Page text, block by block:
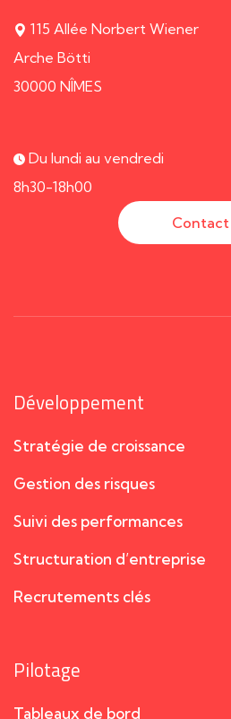
115 Allée Norbert Wiener
Arche Bötti
30000 NÎMES
Du lundi au vendredi
8h30-18h00
Contact
Développement
Stratégie de croissance
Gestion des risques
Suivi des performances
Structuration d’entreprise
Recrutements clés
Pilotage
Tableaux de bord